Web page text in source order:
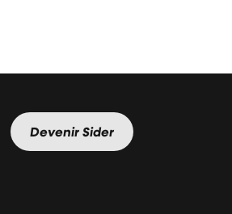
Devenir Sider